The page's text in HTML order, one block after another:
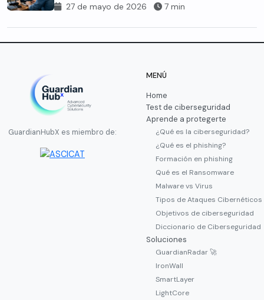
27 de mayo de 2026 7 min
GuardianHubX es miembro de:
MENÚ
Home
Test de ciberseguridad
Aprende a protegerte
¿Qué es la ciberseguridad?
¿Qué es el phishing?
Formación en phishing
Qué es el Ransomware
Malware vs Virus
Tipos de Ataques Cibernéticos
Objetivos de ciberseguridad
Diccionario de Ciberseguridad
Soluciones
GuardianRadar 🚀
IronWall
SmartLayer
LightCore